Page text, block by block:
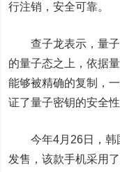
行注销，安全可靠。
查子龙表示，量子
的量子态之上，依据
能够被精确的复制，
证了量子密钥的安全性
今年4月26日，韩
发售，该款手机采用